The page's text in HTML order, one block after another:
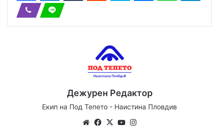
Дежурен Редактор
Екип на Под Тепето - Наистина Пловдив
WebsiteFacebook
X YouTube